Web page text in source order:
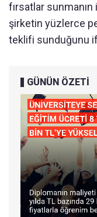
fırsatlar
şirketin yüzlerce
teklifi sunduğunu
GÜNÜN ÖZETİ